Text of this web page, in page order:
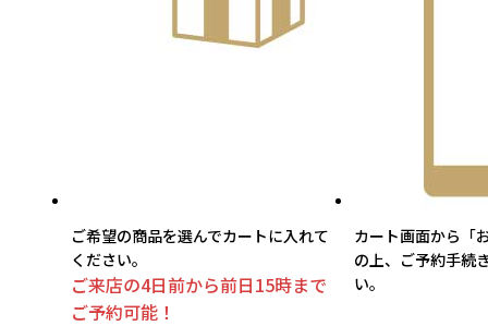
ご希望の商品を選んでカートに入れて
ください。
ご来店の4日前から前日15時まで
ご予約可能！
カート画面から「
の上、ご予約手続
い。